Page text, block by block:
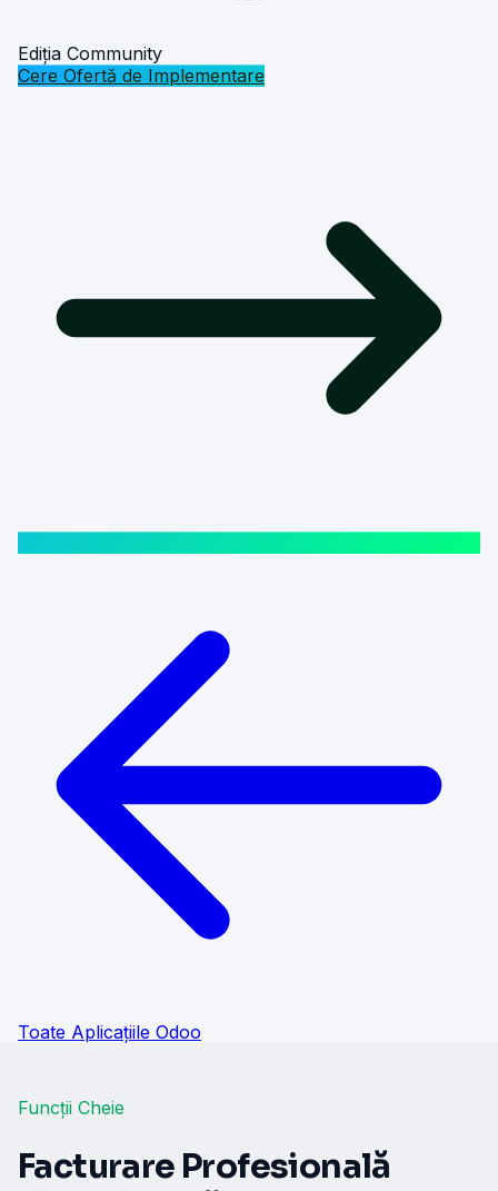
Ediția Community
Cere Ofertă de Implementare
Toate Aplicațiile Odoo
Funcții Cheie
Facturare Profesională